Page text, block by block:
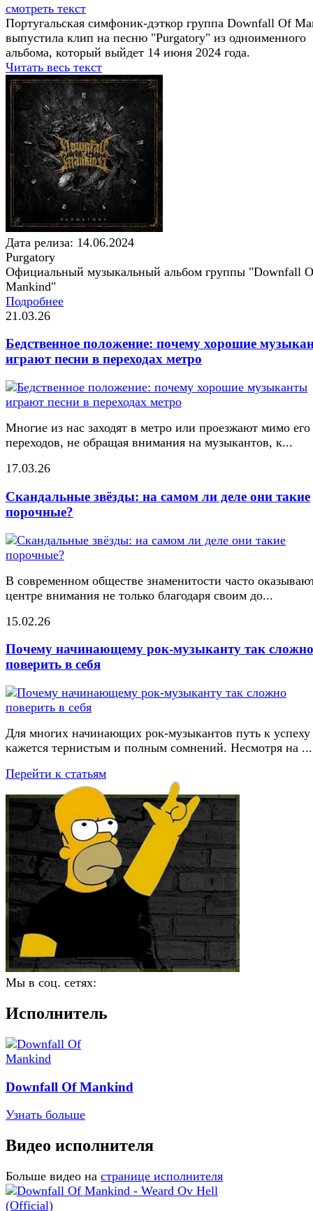
смотреть текст
Португальская симфоник-дэткор группа Downfall Of
выпустила клип на песню "Purgatory" из одноименного
альбома, который выйдет 14 июня 2024 года.
Читать весь текст
Дата релиза: 14.06.2024
Purgatory
Официальный музыкальный альбом группы "Downfall
Mankind"
Подробнее
21.03.26
Бедственное положение: почему хорошие
играют песни в переходах метро
Многие из нас заходят в метро или проезжают мимо его
переходов, не обращая внимания на музыкантов, к...
17.03.26
Скандальные звёзды: на самом ли деле они такие
порочные?
В современном обществе знаменитости часто
центре внимания не только благодаря своим до...
15.02.26
Почему начинающему рок-музыканту так сложно
поверить в себя
Для многих начинающих рок-музыкантов путь к успеху
кажется тернистым и полным сомнений. Несмотря на ...
Перейти к статьям
Мы в соц. сетях:
Исполнитель
Downfall Of Mankind
Узнать больше
Видео исполнителя
Больше видео на странице исполнителя